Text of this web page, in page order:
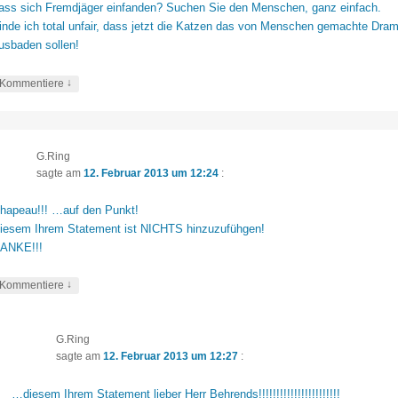
sich Fremdjäger einfanden? Suchen Sie den Menschen, ganz einfach.
ich total unfair, dass jetzt die Katzen das von Menschen gemachte
sollen!
Kommentiere ↓
G.Ring
sagte am 12. Februar 2013 um 12:24 :
…auf den Punkt!
Ihrem Statement ist NICHTS hinzuzufühgen!
Kommentiere ↓
G.Ring
sagte am 12. Februar 2013 um 12:27 :
…diesem Ihrem Statement lieber Herr Behrends!!!!!!!!!!!!!!!!!!!!!!!